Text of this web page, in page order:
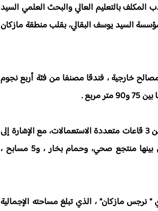
المكلف بالتعليم العالي والبحث العلمي السيد
السيد يوسف البقالي، بقلب منطقة مازكان
خارجية ، فندقا مصنفا من فئة أربع نجوم
كما يشتمل هذا المنتجع على قاعة للحفلات ، وفضاء للاجتماعات مكون من 3 قاعات متعددة الاستعمالات، مع الإشارة إلى
أن المنتجع يوفر العديد من المرافق الخاصة بالراحة والاستجمام ، من بينها منتجع صحي، وحمام بخار ، و5 مسابح ،
مازكان” ، الذي تبلغ مساحته الإجمالية